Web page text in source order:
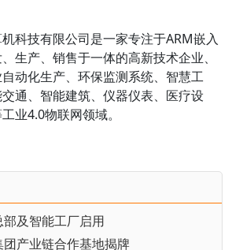
技有限公司是一家专注于ARM嵌入
生产、销售于一体的高新技术企业、
动化生产、环保监测系统、智慧工
通、智能建筑、仪器仪表、医疗设
业4.0物联网领域。
及智能工厂启用
产业链合作基地揭牌